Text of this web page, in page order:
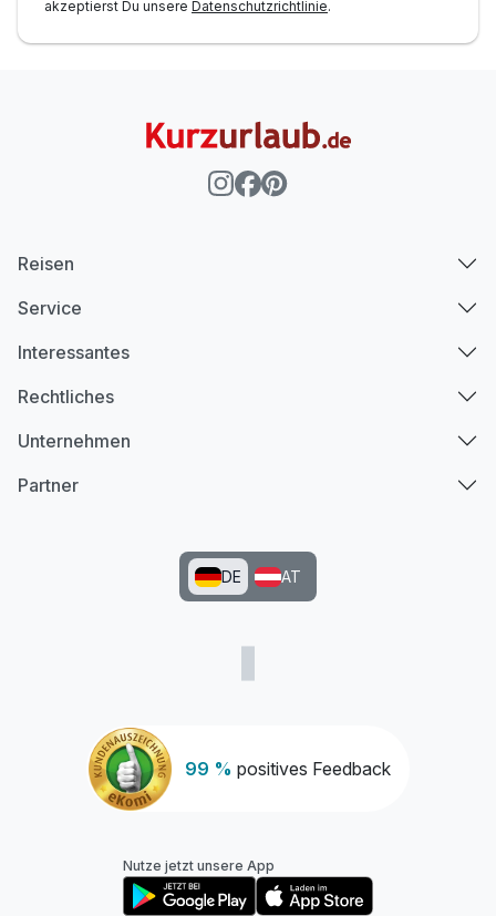
akzeptierst Du unsere Datenschutzrichtlinie.
99 % positives Feedback
Reisen
Service
Interessantes
Rechtliches
Unternehmen
Partner
DE AT
Nutze jetzt unsere App